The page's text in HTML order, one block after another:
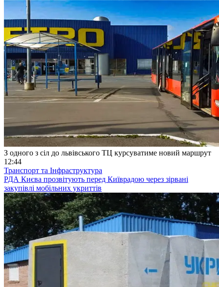
З одного з сіл до львівського ТЦ курсуватиме новий маршрут
12:44
Транспорт та Інфраструктура
РДА Києва прозвітують перед Київрадою через зірвані
закупівлі мобільних укриттів